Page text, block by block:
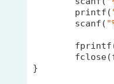
printf (
scanf (
fprintf
}